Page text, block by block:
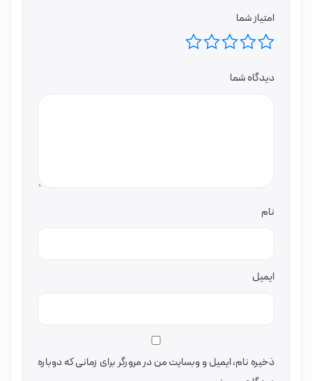
امتیاز شما
دیدگاه شما
نام
ایمیل
ذخیره نام، ایمیل و وبسایت من در مرورگر برای زمانی که دوباره